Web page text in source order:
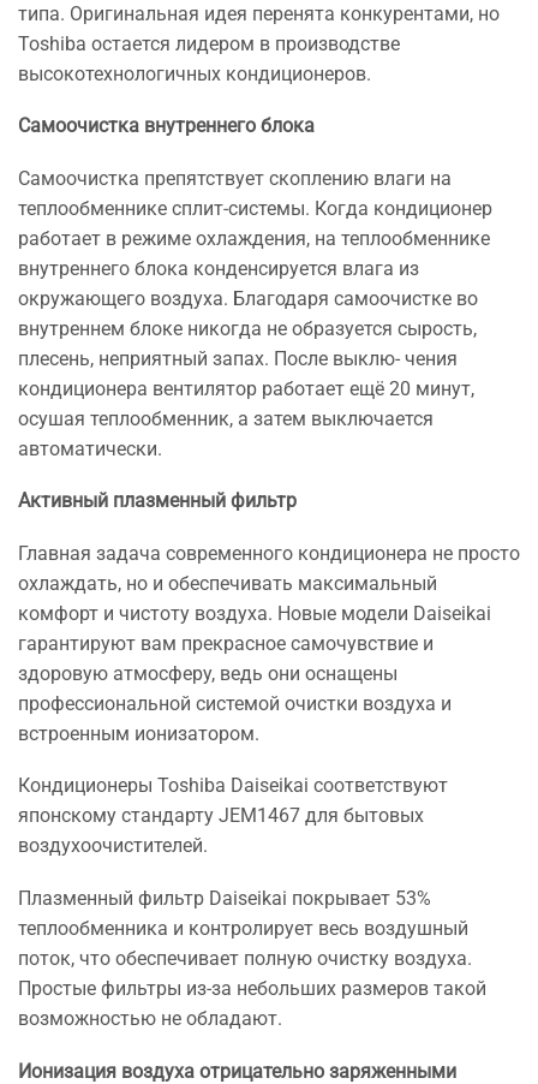
типа. Оригинальная идея перенята конкурентами, но
Toshiba остается лидером в производстве
высокотехнологичных кондиционеров.
Самоочистка внутреннего блока
Самoочистка препятствует скоплению влаги на
теплообменнике сплит-системы. Когда кондиционер
работает в режиме охлаждения, на теплообменнике
внутреннего блока конденсируется влага из
окружающего воздуха. Благодаря самоочистке во
внутреннем блоке никогда не образуется сырость,
плесень, неприятный запах. После выклю- чения
кондиционера вентилятор работает ещё 20 минут,
осушая теплообменник, а затем выключается
автоматически.
Активный плазменный фильтр
Главная задача современного кондиционера не просто
охлаждать, но и обеспечивать максимальный
комфорт и чистоту воздуха. Новые модели Daiseikai
гарантируют вам прекрасное самочувствие и
здоровую атмосферу, ведь они оснащены
профессиональной системой очистки воздуха и
встроенным ионизатором.
Кондиционеры Toshiba Daiseikai соответствуют
японскому стандарту JEM1467 для бытовых
воздухоочистителей.
Плазменный фильтр Daiseikai покрывает 53%
теплообменника и контролирует весь воздушный
поток, что обеспечивает полную очистку воздуха.
Простые фильтры из-за небольших размеров такой
возможностью не обладают.
Ионизация воздуха отрицательно заряженными